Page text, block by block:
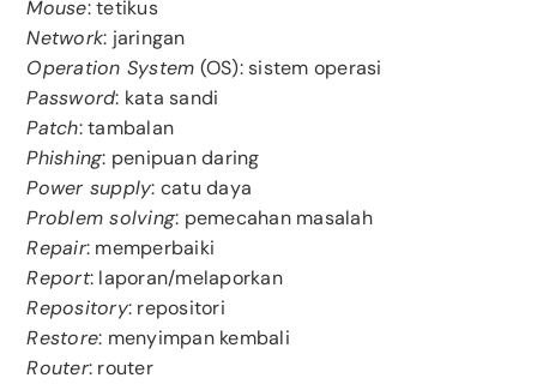
Mouse: tetikus
Network: jaringan
Operation System (OS): sistem operasi
Password: kata sandi
Patch: tambalan
Phishing: penipuan daring
Power supply: catu daya
Problem solving: pemecahan masalah
Repair: memperbaiki
Report: laporan/melaporkan
Repository: repositori
Restore: menyimpan kembali
Router: router